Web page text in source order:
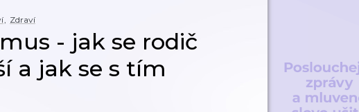
, Zdraví
- jak se rodič
a jak se s tím